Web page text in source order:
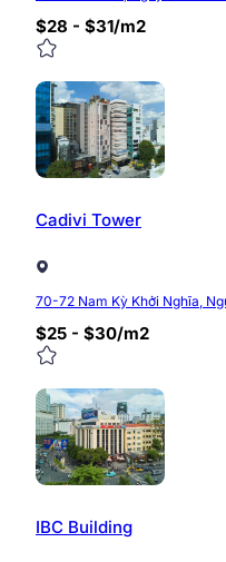
Đường truyền
Giá thuê
Tòa nhà HMC Tower
động trong khoảng
Liên hệ với Sunoffice
Website: https://
Fanpage:
Địa chỉ: Tầng 6,
0/5(0 Reviews)
$28 - $31/m2
Cadivi Tower
70-72 Nam Kỳ Khởi Nghĩa,
$25 - $30/m2
IBC Building